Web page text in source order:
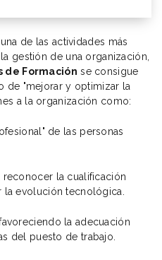
de las actividades más
gestión de una organización,
de Formación se consigue
de "mejorar y optimizar la
a la organización como:
de las personas
la cualificación
evolución tecnológica.
la adecuación
del puesto de trabajo.